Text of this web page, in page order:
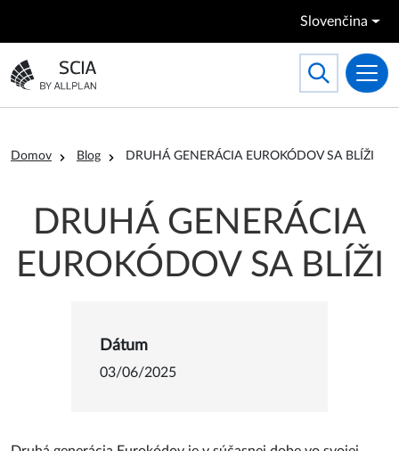
Slovenčina
Prejsť na domovskú stránku
Toggle
Search
Omrvinka
Domov Blog DRUHÁ GENERÁCIA EUROKÓDOV SA BLÍŽI
DRUHÁ GENERÁCIA
EUROKÓDOV SA BLÍŽI
Detail o DRUHÁ
Dátum
03/06/2025